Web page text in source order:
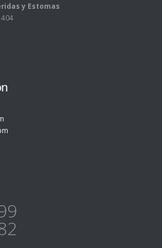
y Estomas